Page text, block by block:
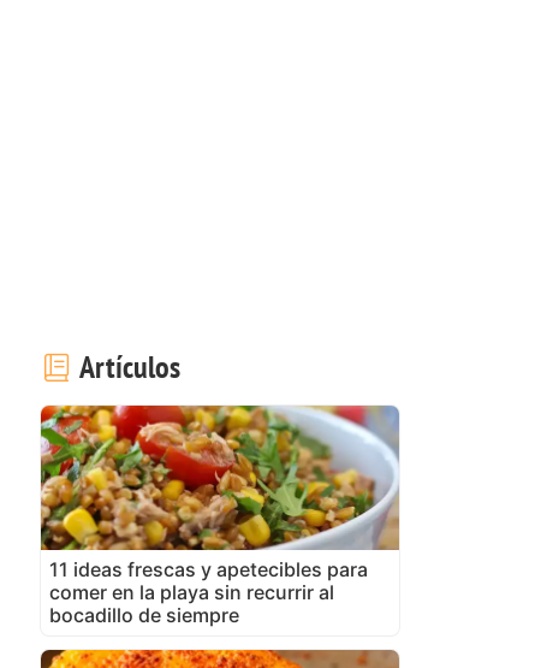
Artículos
11 ideas frescas y apetecibles para
comer en la playa sin recurrir al
bocadillo de siempre